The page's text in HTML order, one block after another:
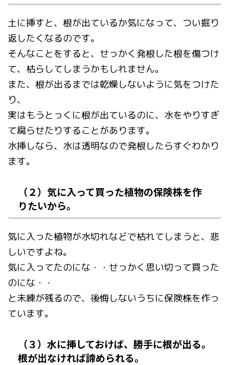
土に挿すと、根が出ているか気になって、つい掘り
返したくなるのです。
そんなことをすると、せっかく発根した根を傷つけ
て、枯らしてしまうかもしれません。
また、根が出るまでは乾燥しないように気をつけた
り、
実はもうとっくに根が出ているのに、水をやりすぎ
て腐らせたりすることがあります。
水挿しなら、水は透明なので発根したらすぐわかり
ます。
（２）気に入って買った植物の保険株を作
りたいから。
気に入った植物が水切れなどで枯れてしまうと、悲
しいですよね。
気に入ってたのにな・・せっかく思い切って買った
のにな・・
と未練が残るので、後悔しないうちに保険株を作っ
ています。
（３）水に挿しておけば、勝手に根が出る。
根が出なければ諦められる。